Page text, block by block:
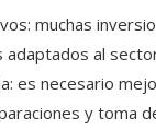
muchas
adaptados al
es necesario
y toma